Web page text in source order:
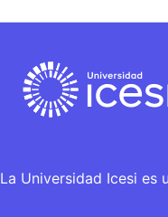
La Universidad Icesi es